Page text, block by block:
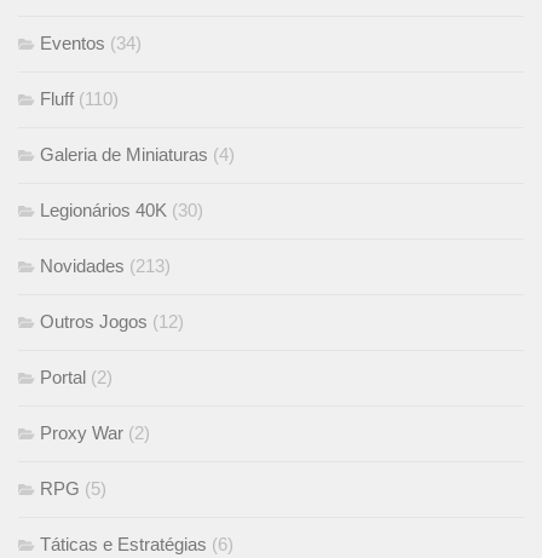
Eventos (34)
Fluff (110)
Galeria de Miniaturas (4)
Legionários 40K (30)
Novidades (213)
Outros Jogos (12)
Portal (2)
Proxy War (2)
RPG (5)
Táticas e Estratégias (6)